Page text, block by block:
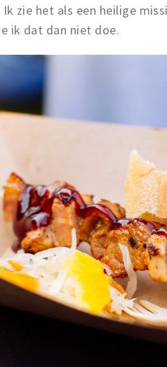
zie het als een heilige
ik dat dan niet doe.